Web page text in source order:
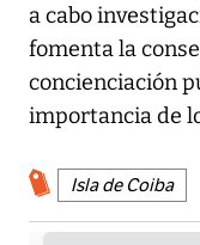
a cabo
fomenta la
concienciación
importancia de
Isla de Coiba